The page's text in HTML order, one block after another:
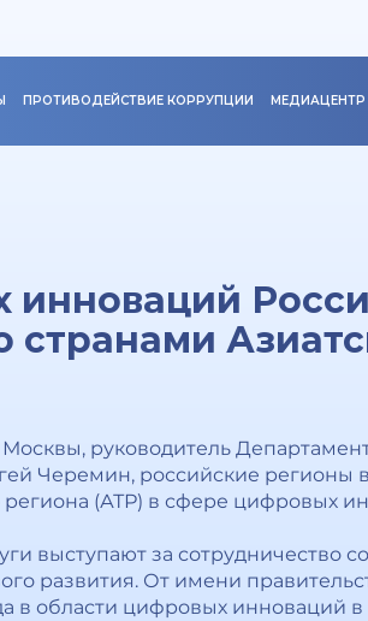
ПРОТИВОДЕЙСТВИЕ КОРРУПЦИИ МЕДИАЦЕНТР
странами
руководитель
Черемин, российские регионы
региона (АТР) в сфере цифровых
выступают за сотрудничество
развития. От имени
в области цифровых инноваций в